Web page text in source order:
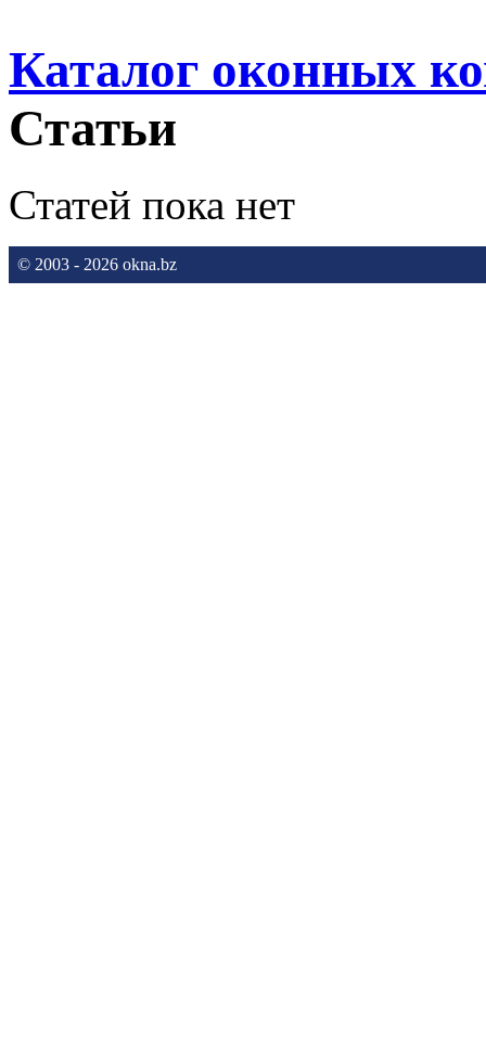
Каталог оконных
Статьи
Статей пока нет
© 2003 - 2026 okna.bz